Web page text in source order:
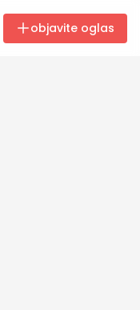
objavite oglas